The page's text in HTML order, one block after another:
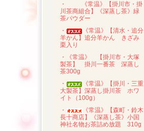
・
《常温》【掛川市・掛
川茶商組合】《深蒸し茶》緑
茶パウダー
・
《常温》【清水・追分
羊かん】追分羊かん きざみ
栗入り
・《常温》 【掛川市・大塚
製茶】 掛川一番茶 深蒸し
茶300g
・
《常温》【掛川・三重
大製茶】深蒸し掛川茶 ホワ
イト（100g）
・
《常温》【森町・鈴木
長十商店】《深蒸し茶》小国
神社名物お茶詰め放題 310g